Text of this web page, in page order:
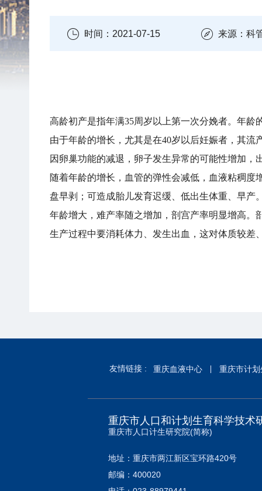
时间：2021-07-15 来源：科
高龄初产是指年满35周岁以上第一次分娩者。年龄
由于年龄的增长，尤其是在40岁以后妊娠者，其
因卵巢功能的减退，卵子发生异常的可能性增加，
随着年龄的增长，血管的弹性会减低，血液粘稠
盘早剥；可造成胎儿发育迟缓、低出生体重、早
年龄增大，难产率随之增加，剖宫产率明显增高
生产过程中要消耗体力、发生出血，这对体质较
友情链接 : 重庆血液中心 重庆市计
重庆市人口和计划生育科学技术
重庆市人口计生研究院(简称)
地址：重庆市两江新区宝环路420号
邮编：400020